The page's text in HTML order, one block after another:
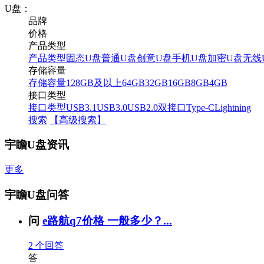
U盘：
品牌
价格
产品类型
产品类型固态U盘普通U盘创意U盘手机U盘加密U盘无线
存储容量
存储容量128GB及以上64GB32GB16GB8GB4GB
接口类型
接口类型USB3.1USB3.0USB2.0双接口Type-CLightning
搜索
【高级搜索】
宇瞻U盘资讯
更多
宇瞻U盘问答
问 e路航q7价格 一般多少？...
2 个回答
答